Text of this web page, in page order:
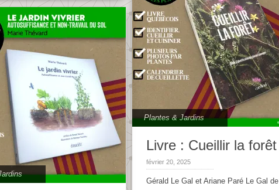
Plantes & Jardins
Livre : Cueillir la forêt
février 20, 2025
Gérald Le Gal et Ariane Paré Le Gal de